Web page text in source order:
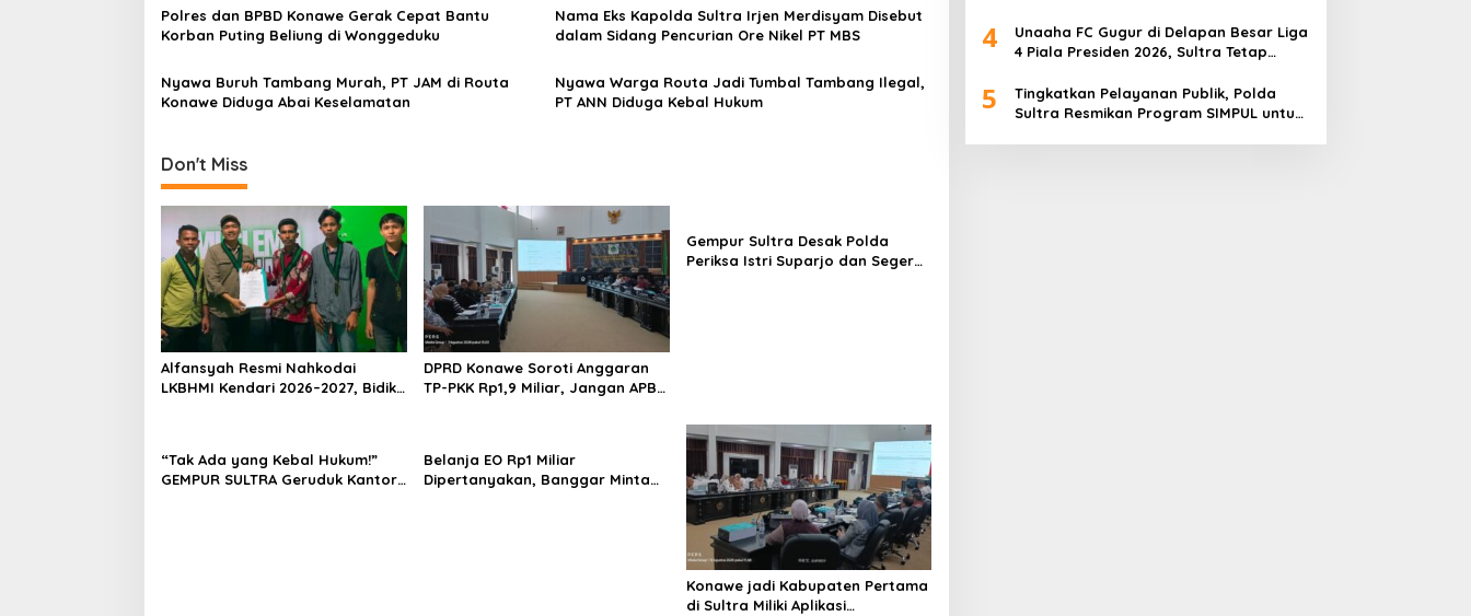
s
Polres dan BPBD Konawe Gerak Cepat Bantu
Korban Puting Beliung di Wonggeduku
Nama Eks Kapolda Sultra Irjen Merdisyam Disebut
dalam Sidang Pencurian Ore Nikel PT MBS
Nyawa Buruh Tambang Murah, PT JAM di Routa
Konawe Diduga Abai Keselamatan
Nyawa Warga Routa Jadi Tumbal Tambang Ilegal,
PT ANN Diduga Kebal Hukum
Don't Miss
Alfansyah Resmi Nahkodai
LKBHMI Kendari 2026–2027, Bidik
DPRD Konawe Soroti Anggaran
TP-PKK Rp1,9 Miliar, Jangan APBD
Gempur Sultra Desak Polda
Periksa Istri Suparjo dan Segera
“Tak Ada yang Kebal Hukum!”
GEMPUR SULTRA Geruduk Kantor
Belanja EO Rp1 Miliar
Dipertanyakan, Banggar Minta
Konawe jadi Kabupaten Pertama
di Sultra Miliki Aplikasi
4
Unaaha FC Gugur di Delapan Besar Liga
4 Piala Presiden 2026, Sultra Tetap
5
Tingkatkan Pelayanan Publik, Polda
Sultra Resmikan Program SIMPUL untuk